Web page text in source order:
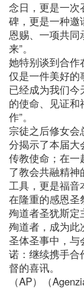
念日，更是一次
碑，更是一种邀
恩赐、一项共同
来”。
她特别谈到合作
仅是一件美好的
已经成为我们
的使命、见证
作”。
宗徒之后修女会
分揭示了本届大
传教使命；在一
了教会共融精
工具，更是福音
在隆重的感恩圣
殉道者圣犹斯定
殉道者，成为此
圣体圣事中，与
诺：继续携手合
督的喜讯。
（AP）（